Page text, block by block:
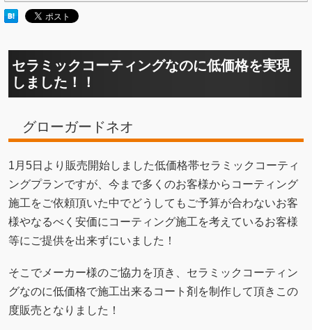
セラミックコーティングなのに低価格を実現
しました！！
グローガードネオ
1月5日より販売開始しました低価格帯セラミックコーティ
ングプランですが、今まで多くのお客様からコーティング
施工をご依頼頂いた中でどうしてもご予算が合わないお客
様やなるべく安価にコーティング施工を考えているお客様
等にご提供を出来ずにいました！
そこでメーカー様のご協力を頂き、セラミックコーティン
グなのに低価格で施工出来るコート剤を制作して頂きこの
度販売となりました！